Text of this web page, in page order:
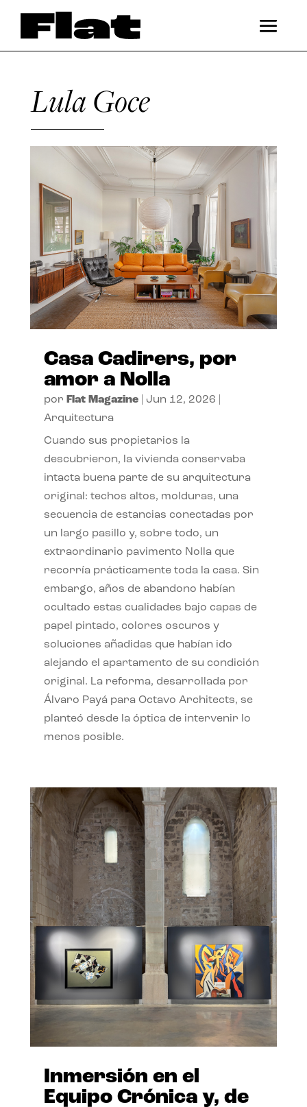
Lula Goce
Casa Cadirers, por
amor a Nolla
por Flat Magazine| Jun 12, 2026
Arquitectura
Cuando sus propietarios la
descubrieron, la vivienda conservaba
intacta buena parte de su arquitectura
original: techos altos, molduras, una
secuencia de estancias conectadas por
un largo pasillo y, sobre todo, un
extraordinario pavimento Nolla que
recorría prácticamente toda la casa. Sin
embargo, años de abandono habían
ocultado estas cualidades bajo capas de
papel pintado, colores oscuros y
soluciones añadidas que habían ido
alejando el apartamento de su condición
original. La reforma, desarrollada por
Álvaro Payá para Octavo Architects, se
planteó desde la óptica de intervenir lo
menos posible.
Inmersión en el
Equipo Crónica y, de